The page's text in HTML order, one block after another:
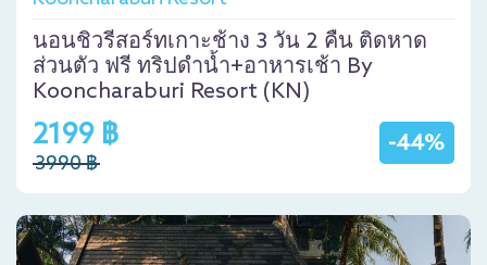
นอนชิวรีสอร์ทเกาะช้าง 3 วัน 2 คืน ติดหาด
ส่วนตัว ฟรี ทริปดำน้ำ+อาหารเช้า By
Kooncharaburi Resort (KN)
-44%
2199 ฿
3990 ฿